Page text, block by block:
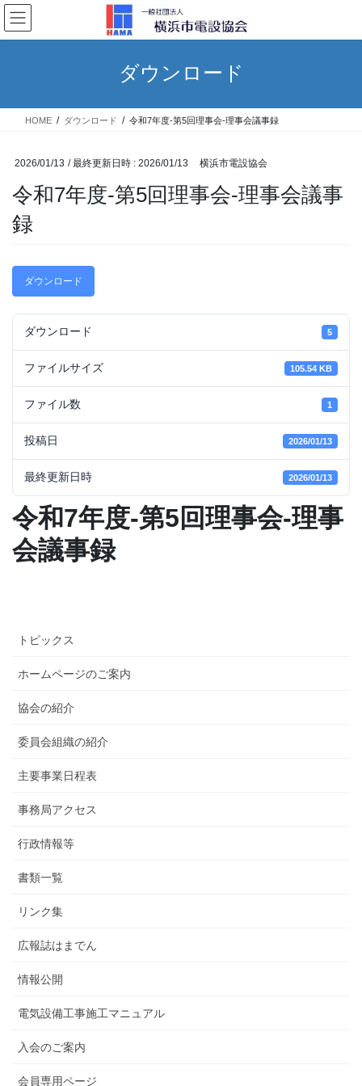
コ
ン
テ
ス
ナ
ビ
ゲ
ン
ダウンロード
HOME ダウンロード 令和7年度-第5回理事会-理事会議事録
2026/01/13 / 最終更新日時 : 2026/01/13 横浜市電設協会
令和7年度-第5回理事会-理事会議事
録
ダウンロード
ダウンロード 5
ファイルサイズ 105.54 KB
ファイル数 1
投稿日 2026/01/13
最終更新日時 2026/01/13
令和7年度-第5回理事会-理事
会議事録
トピックス
ホームページのご案内
協会の紹介
委員会組織の紹介
主要事業日程表
事務局アクセス
行政情報等
書類一覧
リンク集
広報誌はまでん
情報公開
電気設備工事施工マニュアル
入会のご案内
会員専用ページ